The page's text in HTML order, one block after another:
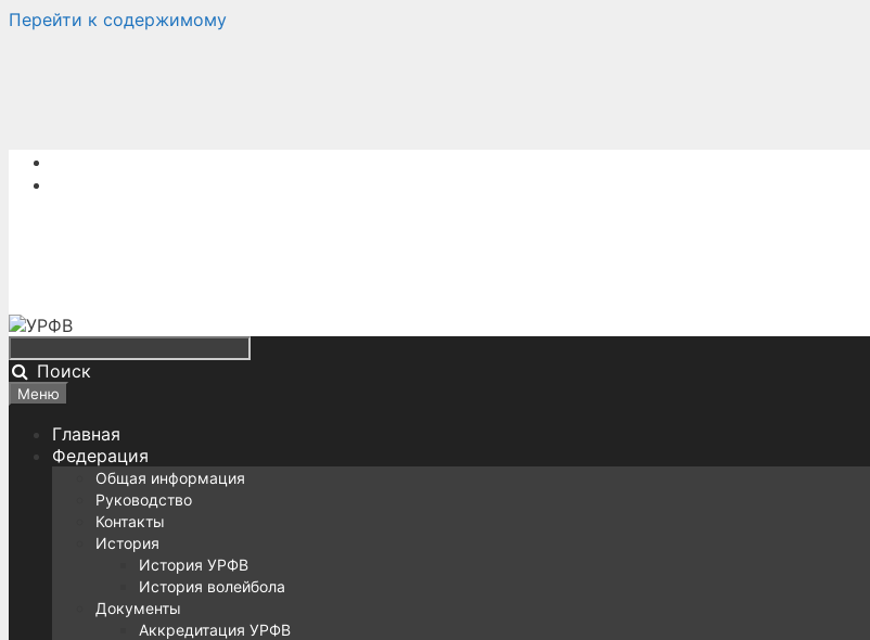
Перейти к содержимому
Поиск
Меню
Главная
Федерация
Общая информация
Руководство
Контакты
История
История УРФВ
История волейбола
Документы
Аккредитация УРФВ